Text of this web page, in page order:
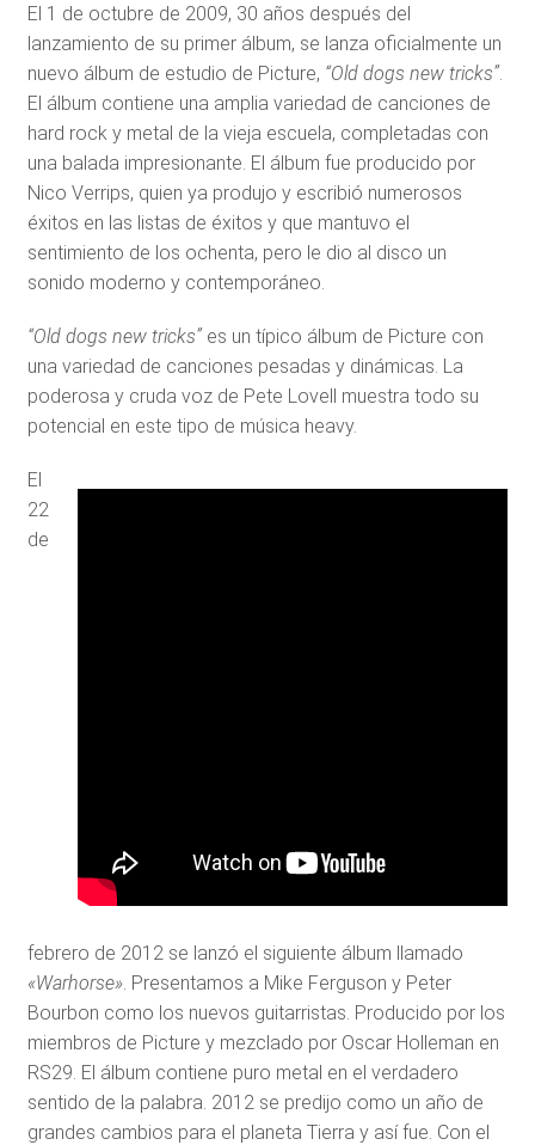
El 1 de octubre de 2009, 30 años después del
lanzamiento de su primer álbum, se lanza oficialmente un
nuevo álbum de estudio de Picture, “Old dogs new tricks”.
El álbum contiene una amplia variedad de canciones de
hard rock y metal de la vieja escuela, completadas con
una balada impresionante. El álbum fue producido por
Nico Verrips, quien ya produjo y escribió numerosos
éxitos en las listas de éxitos y que mantuvo el
sentimiento de los ochenta, pero le dio al disco un
sonido moderno y contemporáneo.
“Old dogs new tricks”es un típico álbum de Picture con
una variedad de canciones pesadas y dinámicas. La
poderosa y cruda voz de Pete Lovell muestra todo su
potencial en este tipo de música heavy.
El
22
de
febrero de 2012 se lanzó el siguiente álbum llamado
«Warhorse». Presentamos a Mike Ferguson y Peter
Bourbon como los nuevos guitarristas. Producido por los
miembros de Picture y mezclado por Oscar Holleman en
RS29. El álbum contiene puro metal en el verdadero
sentido de la palabra. 2012 se predijo como un año de
grandes cambios para el planeta Tierra y así fue. Con el